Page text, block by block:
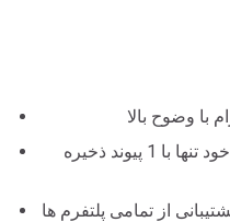
عکس ها و ویدیوها را از صفحه نمایه خود تنها با 1 پیوند ذخیره